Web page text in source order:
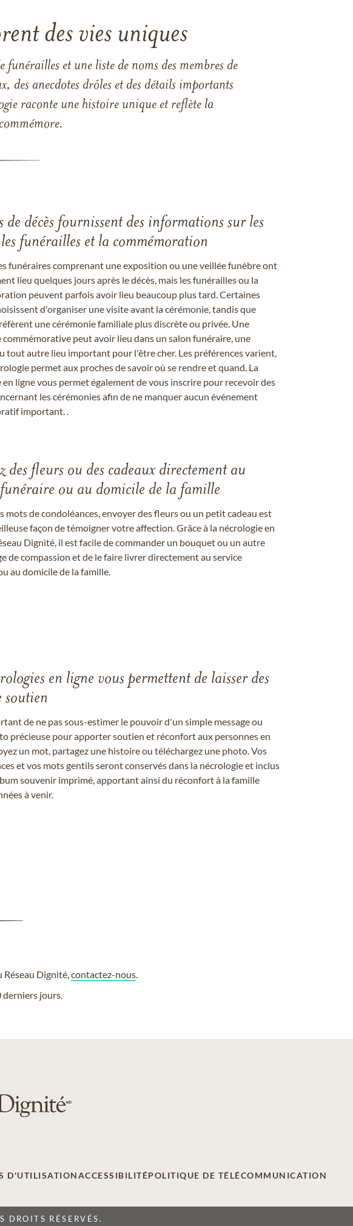
des vies uniques
et une liste de noms des membres de
des anecdotes drôles et des détails importants
raconte une histoire unique et reflète la
de décès fournissent des informations sur les
funérailles et la commémoration
funéraires comprenant une exposition ou une veillée funèbre ont
lieu quelques jours après le décès, mais les funérailles ou la
peuvent parfois avoir lieu beaucoup plus tard. Certaines
d'organiser une visite avant la cérémonie, tandis que
une cérémonie familiale plus discrète ou privée. Une
commémorative peut avoir lieu dans un salon funéraire, une
tout autre lieu important pour l'être cher. Les préférences varient,
permet aux proches de savoir où se rendre et quand. La
en ligne vous permet également de vous inscrire pour recevoir des
les cérémonies afin de ne manquer aucun événement
important. .
des fleurs ou des cadeaux directement au
ou au domicile de la famille
mots de condoléances, envoyer des fleurs ou un petit cadeau est
façon de témoigner votre affection. Grâce à la nécrologie en
Dignité, il est facile de commander un bouquet ou un autre
de compassion et de le faire livrer directement au service
au domicile de la famille.
en ligne vous permettent de laisser des
soutien
de ne pas sous-estimer le pouvoir d'un simple message ou
précieuse pour apporter soutien et réconfort aux personnes en
un mot, partagez une histoire ou téléchargez une photo. Vos
et vos mots gentils seront conservés dans la nécrologie et inclus
souvenir imprimé, apportant ainsi du réconfort à la famille
à venir.
Dignité, contactez-nous.
derniers jours.
D'UTILISATIONACCESSIBILITÉPOLITIQUE DE TÉLÉCOMMUNICATION
DROITS RÉSERVÉS.